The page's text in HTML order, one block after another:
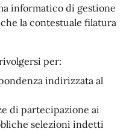
informatico di gestione
la contestuale filatura
per:
indirizzata al
di partecipazione ai
selezioni indetti